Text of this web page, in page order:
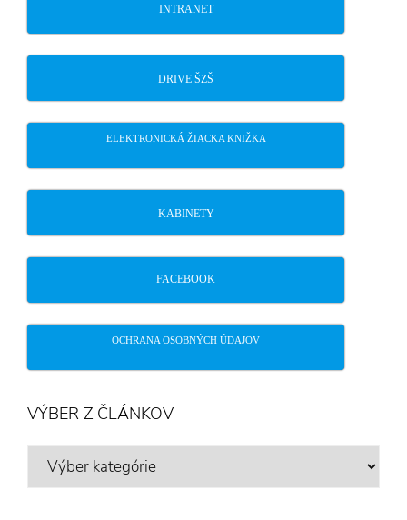
INTRANET
DRIVE ŠZŠ
ELEKTRONICKÁ ŽIACKA KNIŽKA
KABINETY
FACEBOOK
OCHRANA OSOBNÝCH ÚDAJOV
VÝBER Z ČLÁNKOV
VÝBER